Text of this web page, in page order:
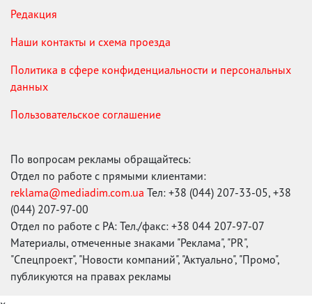
Редакция
Наши контакты и схема проезда
Политика в сфере конфиденциальности и персональных
данных
Пользовательское соглашение
По вопросам рекламы обращайтесь:
Отдел по работе с прямыми клиентами:
reklama@mediadim.com.ua Тел: +38 (044) 207-33-05, +38
(044) 207-97-00
Отдел по работе с РА: Тел./факс: +38 044 207-97-07
Материалы, отмеченные знаками "Реклама", "PR",
"Спецпроект", "Новости компаний", "Актуально", "Промо",
публикуются на правах рекламы